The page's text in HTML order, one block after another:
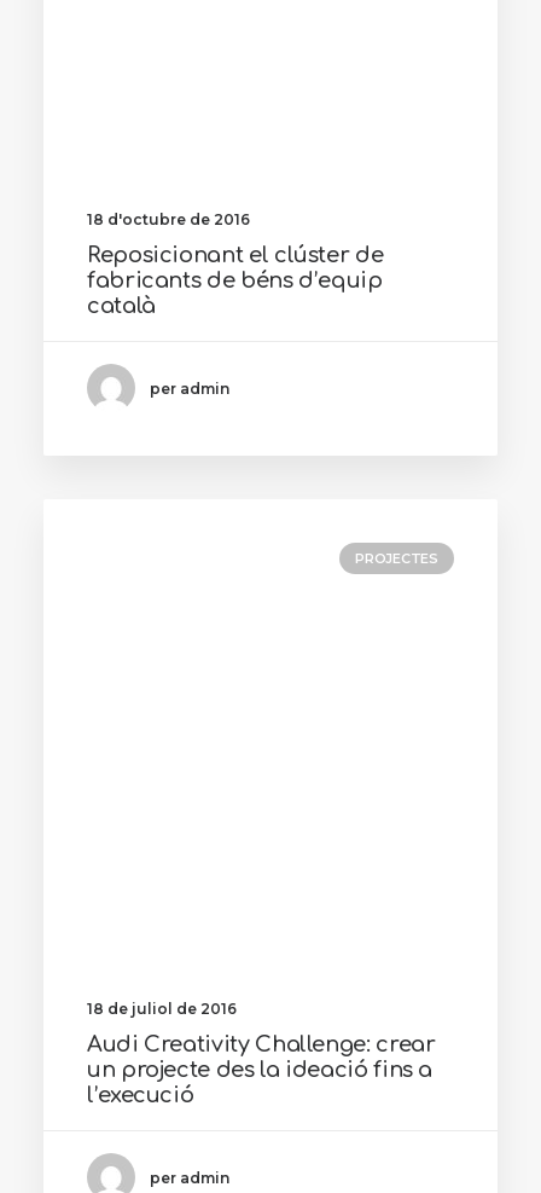
18 d'octubre de 2016
Reposicionant el clúster de
fabricants de béns d’equip
català
per admin
PROJECTES
18 de juliol de 2016
Audi Creativity Challenge: crear
un projecte des la ideació fins a
l’execució
per admin